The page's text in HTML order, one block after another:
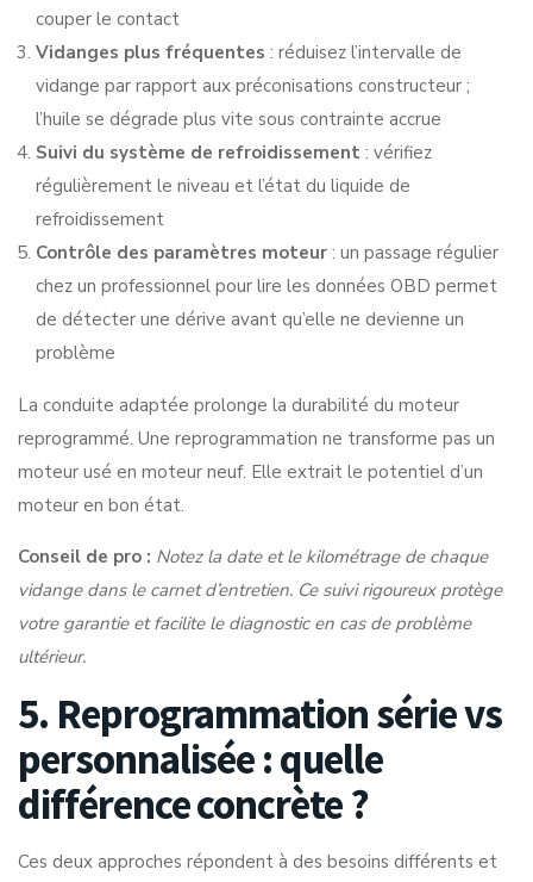
couper le contact
Vidanges plus fréquentes : réduisez l’intervalle de
vidange par rapport aux préconisations constructeur ;
l’huile se dégrade plus vite sous contrainte accrue
Suivi du système de refroidissement : vérifiez
régulièrement le niveau et l’état du liquide de
refroidissement
Contrôle des paramètres moteur : un passage régulier
chez un professionnel pour lire les données OBD permet
de détecter une dérive avant qu’elle ne devienne un
problème
La conduite adaptée prolonge la durabilité du moteur
reprogrammé. Une reprogrammation ne transforme pas un
moteur usé en moteur neuf. Elle extrait le potentiel d’un
moteur en bon état.
Conseil de pro : Notez la date et le kilométrage de chaque
vidange dans le carnet d’entretien. Ce suivi rigoureux protège
votre garantie et facilite le diagnostic en cas de problème
ultérieur.
5. Reprogrammation série vs
personnalisée : quelle
différence concrète ?
Ces deux approches répondent à des besoins différents et